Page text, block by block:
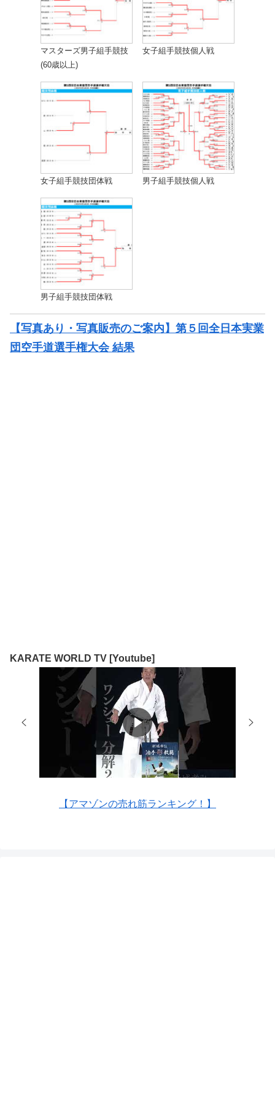
マスターズ男子組手競技
(60歳以上)
女子組手競技個人戦
女子組手競技団体戦 男子組手競技個人戦
男子組手競技団体戦
【写真あり・写真販売のご案内】第５回全日本実業
団空手道選手権大会 結果
KARATE WORLD TV [Youtube]
【アマゾンの売れ筋ランキング！】